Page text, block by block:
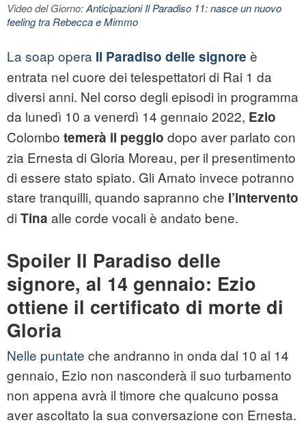
Video del Giorno:Anticipazioni Il Paradiso 11: nasce un nuovo
feeling tra Rebecca e Mimmo
La soap opera Il Paradiso delle signore è
entrata nel cuore dei telespettatori di Rai 1 da
diversi anni. Nel corso degli episodi in programma
da lunedì 10 a venerdì 14 gennaio 2022, Ezio
Colombo temerà il peggio dopo aver parlato con
zia Ernesta di Gloria Moreau, per il presentimento
di essere stato spiato. Gli Amato invece potranno
stare tranquilli, quando sapranno che l’intervento
di Tina alle corde vocali è andato bene.
Spoiler Il Paradiso delle
signore, al 14 gennaio: Ezio
ottiene il certificato di morte di
Gloria
Nelle puntate che andranno in onda dal 10 al 14
gennaio, Ezio non nasconderà il suo turbamento
non appena avrà il timore che qualcuno possa
aver ascoltato la sua conversazione con Ernesta.